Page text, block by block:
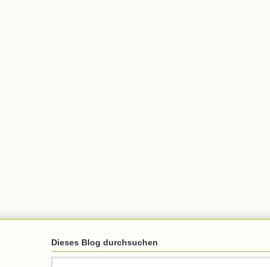
Dieses Blog durchsuchen